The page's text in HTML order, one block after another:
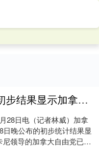
鼎冠配资 初步结果显示加拿大自由党赢得大选
28日电（记者林威）加拿
日晚公布的初步统计结果显
尼领导的加拿大自由党已在
多个选区中获胜或领先。....